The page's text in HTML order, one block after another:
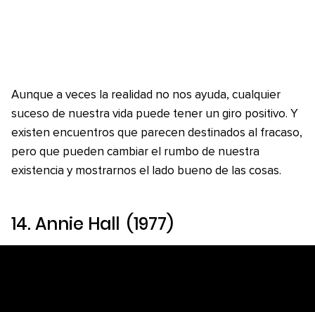
Aunque a veces la realidad no nos ayuda, cualquier
suceso de nuestra vida puede tener un giro positivo. Y
existen encuentros que parecen destinados al fracaso,
pero que pueden cambiar el rumbo de nuestra
existencia y mostrarnos el lado bueno de las cosas.
14. Annie Hall (1977)